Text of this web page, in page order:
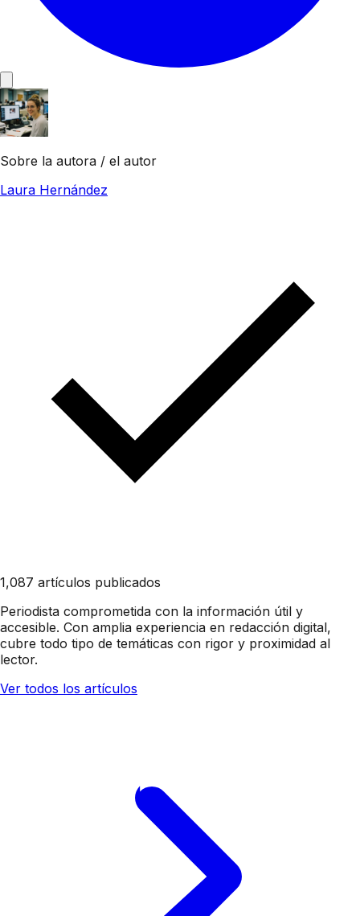
Sobre la autora / el autor
Laura Hernández
1,087 artículos publicados
Periodista comprometida con la información útil y
accesible. Con amplia experiencia en redacción digital,
cubre todo tipo de temáticas con rigor y proximidad al
lector.
Ver todos los artículos